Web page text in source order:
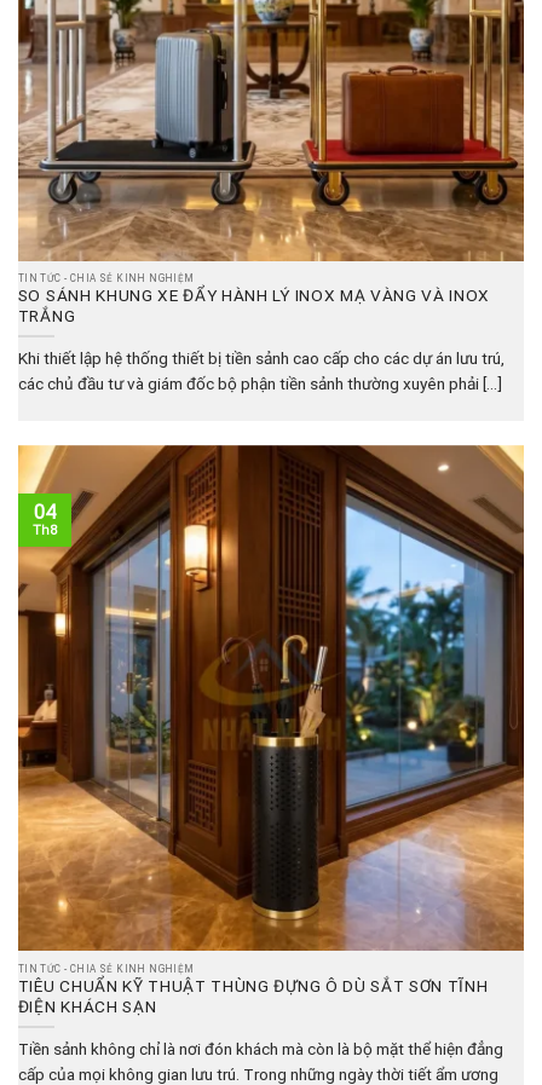
TIN TỨC - CHIA SẺ KINH NGHIỆM
SO SÁNH KHUNG XE ĐẨY HÀNH LÝ INOX MẠ VÀNG VÀ INOX
TRẮNG
Khi thiết lập hệ thống thiết bị tiền sảnh cao cấp cho các dự án lưu trú,
các chủ đầu tư và giám đốc bộ phận tiền sảnh thường xuyên phải [...]
TIN TỨC - CHIA SẺ KINH NGHIỆM
TIÊU CHUẨN KỸ THUẬT THÙNG ĐỰNG Ô DÙ SẮT SƠN TĨNH
ĐIỆN KHÁCH SẠN
Tiền sảnh không chỉ là nơi đón khách mà còn là bộ mặt thể hiện đẳng
cấp của mọi không gian lưu trú. Trong những ngày thời tiết ẩm ương
04
Th8